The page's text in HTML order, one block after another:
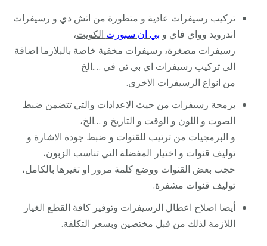
تركيب رسيفرات عادية و متطورة من اتش دي و رسيفرات
اندرويد وواي فاي و بي ان سبورت الكويت،
رسيفرات مصغرة، رسيفرات مخفية خاصة بالبلازما اضافة
الى تركيب رسيفرات اي بي تي في ….الخ
من انواع الرسيفرات الاخرى.
برمجة رسيفرات من حيث الاعدادات والتي تتضمن ضبط
الصوت و اللون و الوقت و التاريخ و …الخ،
و البرمجيات من ترتيب للقنوات و ضبط جودة الاشارة و
توليف قنوات و اختيار المفضلة التي تناسب الزبون،
حجب بعض القنوات ووضع كلمة مرور او تغيرها بالكامل،
توليف قنوات مشفرة.
أيضا اصلاح اعطال الرسيفرات وتوفير كافة القطع الغيار
اللازمة لذلك من قبل مختصين وبسعر التكلفة.